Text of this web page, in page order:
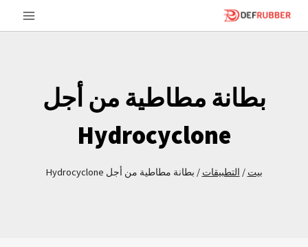
تخطى
بطانة مطاطية من أجل
Hydrocyclone
بيت / التطبيقات / بطانة مطاطية من أجل Hydrocyclone